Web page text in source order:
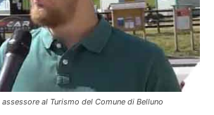
al Turismo del Comune di Belluno